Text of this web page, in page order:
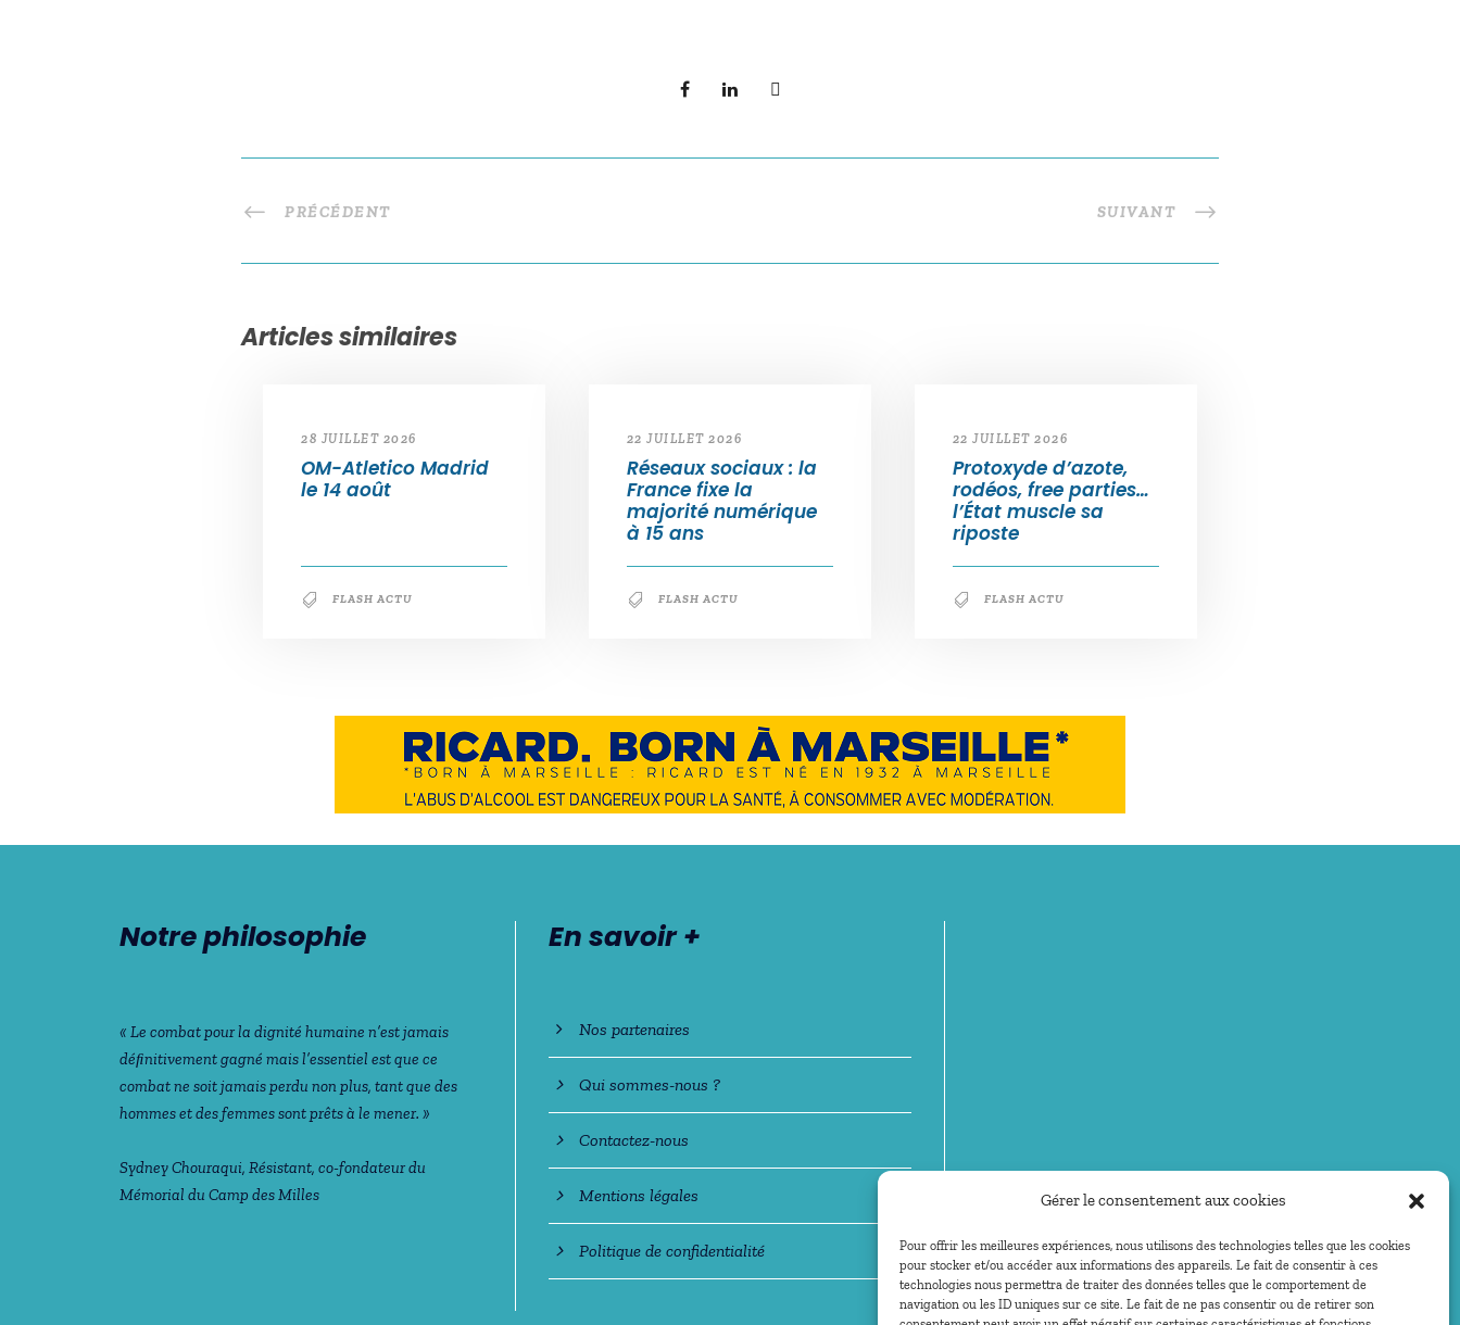
Gérer le consentement aux cookies
Pour offrir les meilleures expériences, nous utilisons des technologies telles que les cookies
pour stocker et/ou accéder aux informations des appareils. Le fait de consentir à ces
technologies nous permettra de traiter des données telles que le comportement de
navigation ou les ID uniques sur ce site. Le fait de ne pas consentir ou de retirer son
PRÉCÉDENT SUIVANT
Articles similaires
28 JUILLET 2026
OM-Atletico Madrid
le 14 août
FLASH ACTU
22 JUILLET 2026
Réseaux sociaux : la
France fixe la
majorité numérique
à 15 ans
FLASH ACTU
22 JUILLET 2026
Protoxyde d’azote,
rodéos, free parties…
l’État muscle sa
riposte
FLASH ACTU
Notre philosophie
« Le combat pour la dignité humaine n’est jamais
déﬁnitivement gagné mais l’essentiel est que ce
combat ne soit jamais perdu non plus, tant que des
hommes et des femmes sont prêts à le mener. »
Sydney Chouraqui, Résistant, co-fondateur du
Mémorial du Camp des Milles
En savoir +
Nos partenaires
Qui sommes-nous ?
Contactez-nous
Mentions légales
Politique de confidentialité